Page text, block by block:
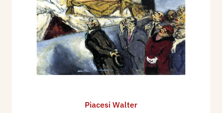
Piacesi Walter